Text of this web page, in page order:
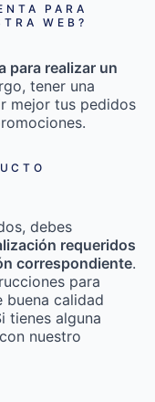
PARA
WEB?
para realizar un
tener una
mejor tus pedidos
debes
requeridos
correspondiente.
para
buena calidad
tienes alguna
nuestro